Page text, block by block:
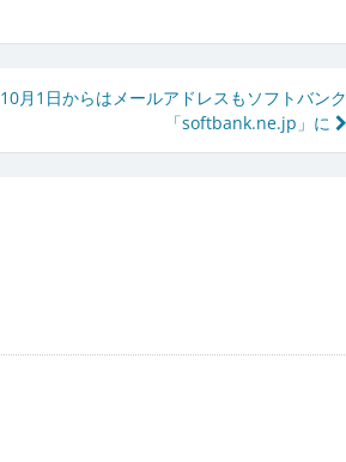
10月1日からはメールアドレスもソフトバンク
「softbank.ne.jp」に